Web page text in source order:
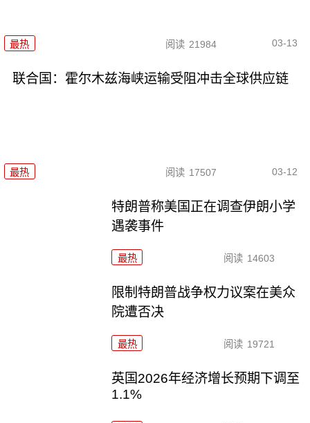
最热 阅读 21984 03-13
联合国：霍尔木兹海峡运输受阻冲击全球供应链
最热 阅读 17507 03-12
特朗普称美国正在调查伊朗小学
遇袭事件
最热 阅读 14603
限制特朗普战争权力议案在美众
院遭否决
最热 阅读 19721
英国2026年经济增长预期下调至
1.1%